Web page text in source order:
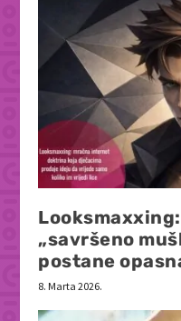
„savršeno
postane
8. Marta 2026.